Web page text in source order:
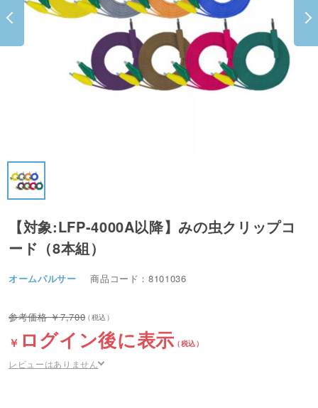
【対象:LFP-4000A以降】みの虫クリップコ
ード（8本組）
オームパルサー 商品コード：8101036
7,700
ログイン後に表示
レビューはありません